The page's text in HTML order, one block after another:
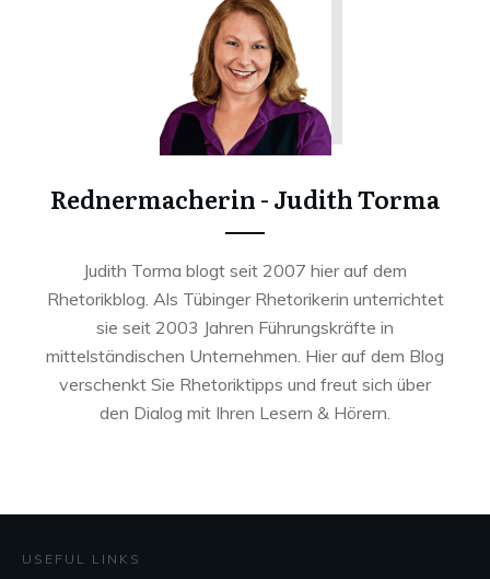
Rednermacherin - Judith Torma
Judith Torma blogt seit 2007 hier auf dem
Rhetorikblog. Als Tübinger Rhetorikerin unterrichtet
sie seit 2003 Jahren Führungskräfte in
mittelständischen Unternehmen. Hier auf dem Blog
verschenkt Sie Rhetoriktipps und freut sich über
den Dialog mit Ihren Lesern & Hörern.
USEFUL LINKS